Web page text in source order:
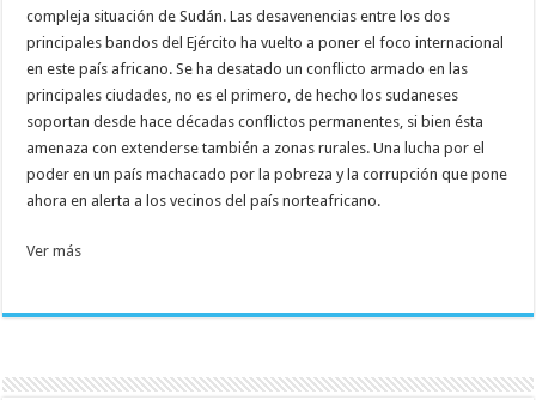
compleja situación de Sudán. Las desavenencias entre los dos
principales bandos del Ejército ha vuelto a poner el foco internacional
en este país africano. Se ha desatado un conflicto armado en las
principales ciudades, no es el primero, de hecho los sudaneses
soportan desde hace décadas conflictos permanentes, si bien ésta
amenaza con extenderse también a zonas rurales. Una lucha por el
poder en un país machacado por la pobreza y la corrupción que pone
ahora en alerta a los vecinos del país norteafricano.
Ver más